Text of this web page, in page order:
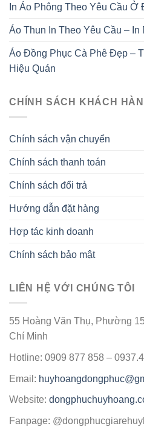
In Áo Phông Theo Yêu Cầu
Áo Thun In Theo Yêu Cầu – In
Áo Đồng Phục Cà Phê Đẹp –
Hiệu Quán
CHÍNH SÁCH KHÁCH
Chính sách vận chuyển
Chính sách thanh toán
Chính sách đổi trả
Hướng dẫn đặt hàng
Hợp tác kinh doanh
Chính sách bảo mật
LIÊN HỆ VỚI CHÚNG TÔI
55 Hoàng Văn Thụ, Phường
Chí Minh
Hotline: 0909 877 858 –
Email:
Website:
Fanpage: